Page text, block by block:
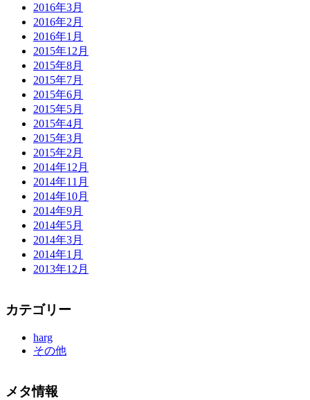
2016年3月
2016年2月
2016年1月
2015年12月
2015年8月
2015年7月
2015年6月
2015年5月
2015年4月
2015年3月
2015年2月
2014年12月
2014年11月
2014年10月
2014年9月
2014年5月
2014年3月
2014年1月
2013年12月
カテゴリー
harg
その他
メタ情報